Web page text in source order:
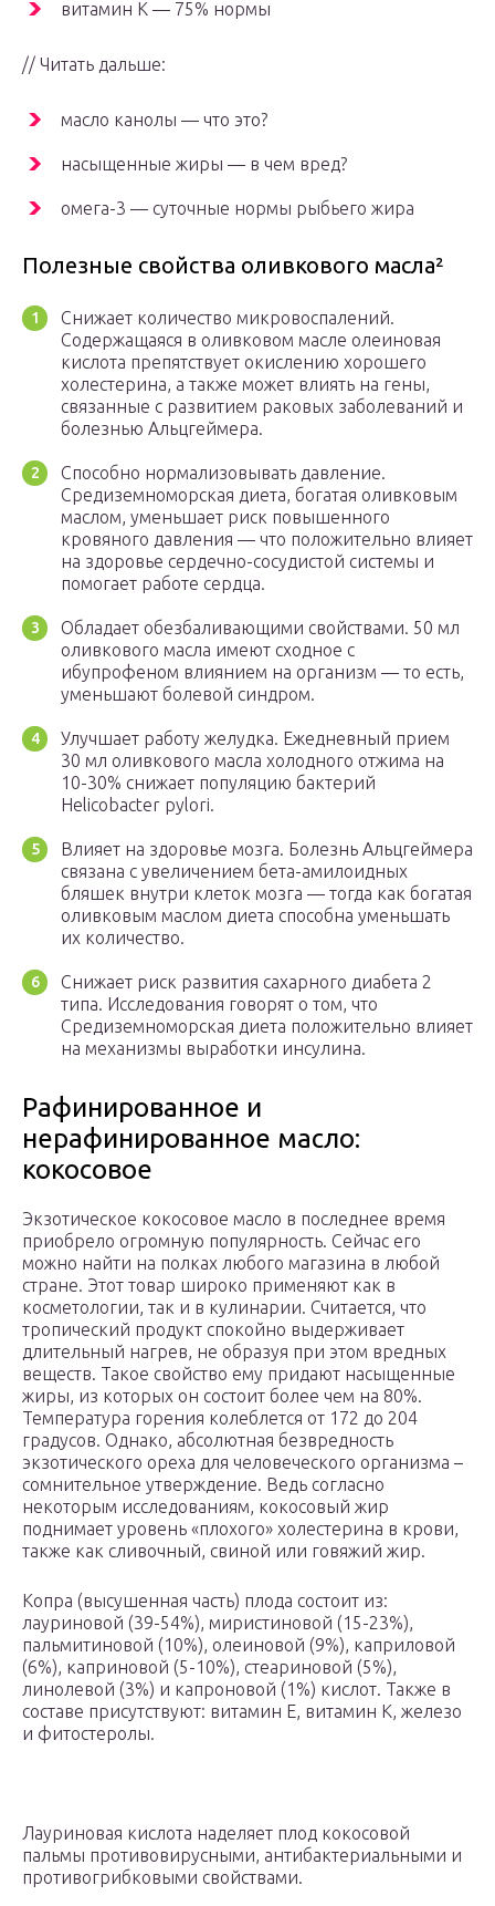
витамин К — 75% нормы
// Читать дальше:
масло канолы — что это?
насыщенные жиры — в чем вред?
омега-3 — суточные нормы рыбьего жира
Полезные свойства оливкового масла²
Снижает количество микровоспалений.
Содержащаяся в оливковом масле олеиновая
кислота препятствует окислению хорошего
холестерина, а также может влиять на гены,
связанные с развитием раковых заболеваний и
болезнью Альцгеймера.
Способно нормализовывать давление.
Средиземноморская диета, богатая оливковым
маслом, уменьшает риск повышенного
кровяного давления — что положительно влияет
на здоровье сердечно-сосудистой системы и
помогает работе сердца.
Обладает обезбаливающими свойствами. 50 мл
оливкового масла имеют сходное с
ибупрофеном влиянием на организм — то есть,
уменьшают болевой синдром.
Улучшает работу желудка. Ежедневный прием
30 мл оливкового масла холодного отжима на
10-30% снижает популяцию бактерий
Helicobacter pylori.
Влияет на здоровье мозга. Болезнь Альцгеймера
связана с увеличением бета-амилоидных
бляшек внутри клеток мозга — тогда как богатая
оливковым маслом диета способна уменьшать
их количество.
Снижает риск развития сахарного диабета 2
типа. Исследования говорят о том, что
Средиземноморская диета положительно влияет
на механизмы выработки инсулина.
Рафинированное и
нерафинированное масло:
кокосовое
Экзотическое кокосовое масло в последнее время
приобрело огромную популярность. Сейчас его
можно найти на полках любого магазина в любой
стране. Этот товар широко применяют как в
косметологии, так и в кулинарии. Считается, что
тропический продукт спокойно выдерживает
длительный нагрев, не образуя при этом вредных
веществ. Такое свойство ему придают насыщенные
жиры, из которых он состоит более чем на 80%.
Температура горения колеблется от 172 до 204
градусов. Однако, абсолютная безвредность
экзотического ореха для человеческого организма –
сомнительное утверждение. Ведь согласно
некоторым исследованиям, кокосовый жир
поднимает уровень «плохого» холестерина в крови,
также как сливочный, свиной или говяжий жир.
Копра (высушенная часть) плода состоит из:
лауриновой (39-54%), миристиновой (15-23%),
пальмитиновой (10%), олеиновой (9%), каприловой
(6%), каприновой (5-10%), стеариновой (5%),
линолевой (3%) и капроновой (1%) кислот. Также в
составе присутствуют: витамин Е, витамин К, железо
и фитостеролы.
Лауриновая кислота наделяет плод кокосовой
пальмы противовирусными, антибактериальными и
противогрибковыми свойствами.